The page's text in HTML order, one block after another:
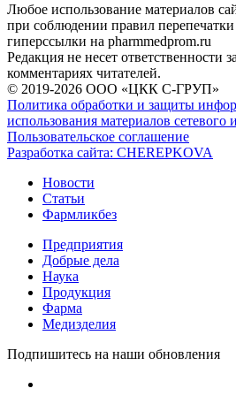
Любое использование материалов
при соблюдении правил
гиперссылки на pharmmedprom.ru
Редакция не несет ответственности
комментариях читателей.
© 2019-2026 ООО «ЦКК С-ГРУП»
Политика обработки и защиты
использования материалов
Пользовательское соглашение
Разработка сайта: CHEREPKOVA
Новости
Статьи
Фармликбез
Предприятия
Добрые дела
Наука
Продукция
Фарма
Медизделия
Подпишитесь на наши обновления